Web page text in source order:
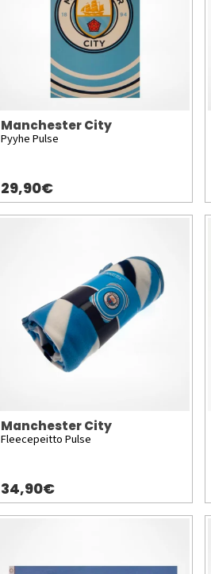
Manchester City
Pyyhe Pulse
29,90€
Manchester City
Fleecepeitto Pulse
34,90€